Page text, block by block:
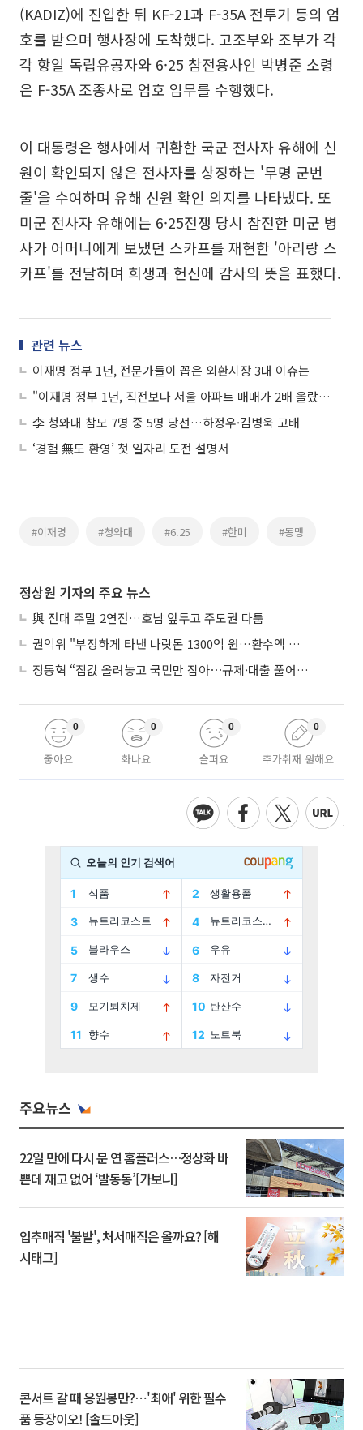
(KADIZ)에 진입한 뒤 KF-21과 F-35A 전투기 등의 엄
호를 받으며 행사장에 도착했다. 고조부와 조부가 각
각 항일 독립유공자와 6·25 참전용사인 박병준 소령
은 F-35A 조종사로 엄호 임무를 수행했다.
이 대통령은 행사에서 귀환한 국군 전사자 유해에 신
원이 확인되지 않은 전사자를 상징하는 '무명 군번
줄'을 수여하며 유해 신원 확인 의지를 나타냈다. 또
미군 전사자 유해에는 6·25전쟁 당시 참전한 미군 병
사가 어머니에게 보냈던 스카프를 재현한 '아리랑 스
카프'를 전달하며 희생과 헌신에 감사의 뜻을 표했다.
관련 뉴스
이재명 정부 1년, 전문가들이 꼽은 외환시장 3대 이슈는
"이재명 정부 1년, 직전보다 서울 아파트 매매가 2배 올랐다"
李 청와대 참모 7명 중 5명 당선…하정우·김병욱 고배
‘경험 無도 환영’ 첫 일자리 도전 설명서
#이재명 #청와대 #6.25 #한미 #동맹
정상원 기자의 주요 뉴스
與 전대 주말 2연전…호남 앞두고 주도권 다툼
권익위 "부정하게 타낸 나랏돈 1300억 원…환수액 역대 최대"
장동혁 “집값 올려놓고 국민만 잡아⋯규제·대출 풀어야”
좋아요
0
화나요
0
슬퍼요
0
추가취재 원해요
0
주요뉴스
22일 만에 다시 문 연 홈플러스…정상화 바
쁜데 재고 없어 ‘발동동’[가보니]
입추매직 '불발', 처서매직은 올까요? [해
시태그]
콘서트 갈 때 응원봉만?⋯'최애' 위한 필수
품 등장이오! [솔드아웃]